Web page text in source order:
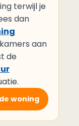
terwijl je
dan
aan
de
woning